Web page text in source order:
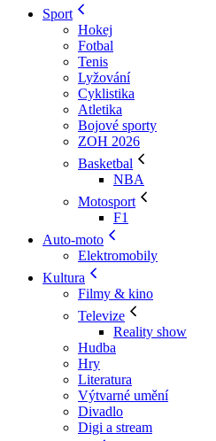
Sport
Hokej
Fotbal
Tenis
Lyžování
Cyklistika
Atletika
Bojové sporty
ZOH 2026
Basketbal
NBA
Motosport
F1
Auto-moto
Elektromobily
Kultura
Filmy & kino
Televize
Reality show
Hudba
Hry
Literatura
Výtvarné umění
Divadlo
Digi a stream